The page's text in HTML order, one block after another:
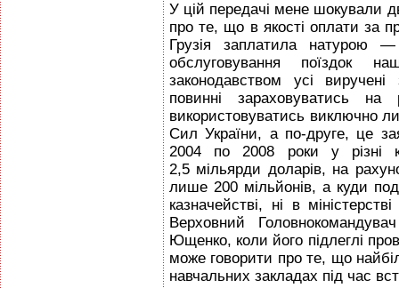
У цій передачі мене шокували
про те, що в якості оплати за
Грузія заплатила натурою
обслуговування поїздок
законодавством усі
повинні зараховуватись на
використовуватись виключно
Сил України, а по-друге, це
2004 по 2008 роки у різні
2,5 мільярди доларів, на
лише 200 мільйонів, а куди
казначействі, ні в
Верховний
Ющенко, коли його підлеглі
може говорити про те, що
навчальних закладах під час